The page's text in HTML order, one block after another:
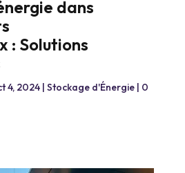
dans
: Solutions
4, 2024| Stockage d'Énergie| 0